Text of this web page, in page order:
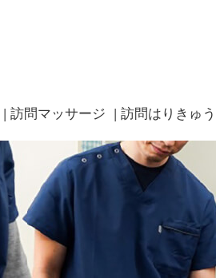
訪問マッサージ 訪問はりきゅう